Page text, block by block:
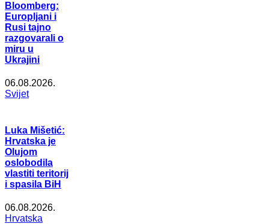
Bloomberg:
Europljani i
Rusi tajno
razgovarali o
miru u
Ukrajini
06.08.2026.
Svijet
Luka Mišetić:
Hrvatska je
Olujom
oslobodila
vlastiti teritorij
i spasila BiH
06.08.2026.
Hrvatska